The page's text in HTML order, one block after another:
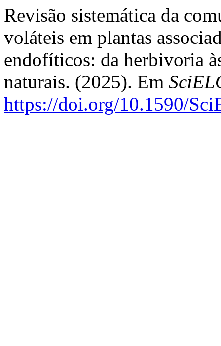
Revisão sistemática da
voláteis em plantas
endofíticos: da herbivoria
naturais. (2025). Em
https://doi.org/10.1590/